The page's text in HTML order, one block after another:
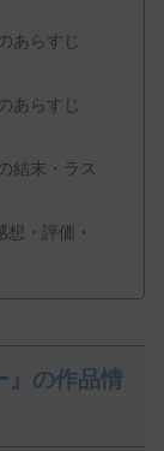
あらすじ
あらすじ
結末・ラス
・評価・
』の作品情